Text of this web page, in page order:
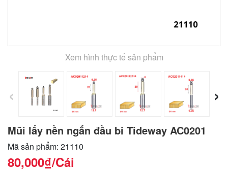
Xem hình thực tế sản phẩm
‹ ›
Mũi lấy nền ngắn đầu bi Tideway AC0201
Mã sản phẩm: 21110
80,000₫/Cái